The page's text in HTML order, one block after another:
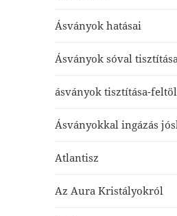
Ásványok hatásai
Ásványok sóval
ásványok tisztítása-
Ásványokkal ingázás
Atlantisz
Az Aura Kristályokról